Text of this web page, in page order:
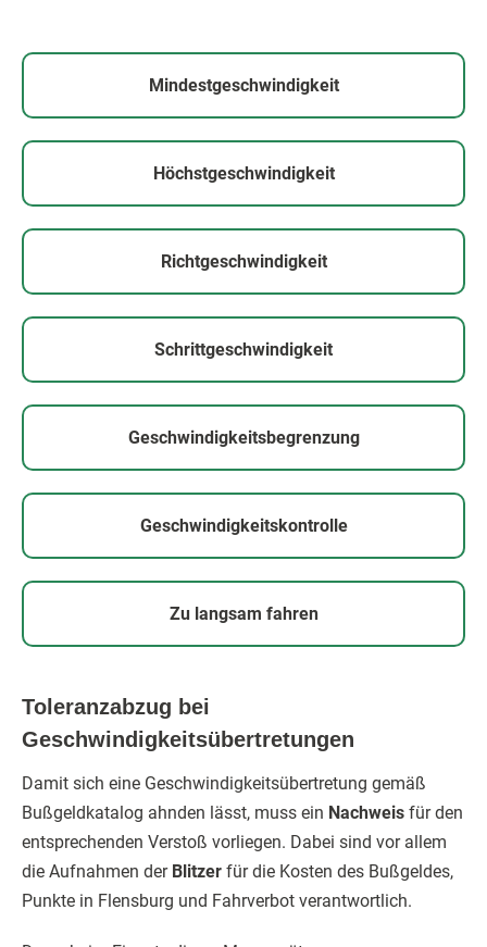
Mindestgeschwindigkeit
Höchstgeschwindigkeit
Richtgeschwindigkeit
Schrittgeschwindigkeit
Geschwindigkeitsbegrenzung
Geschwindigkeitskontrolle
Zu langsam fahren
Toleranzabzug bei
Geschwindigkeitsübertretungen
Damit sich eine Geschwindigkeitsübertretung gemäß
Bußgeldkatalog ahnden lässt, muss ein Nachweis für den
entsprechenden Verstoß vorliegen. Dabei sind vor allem
die Aufnahmen der Blitzer für die Kosten des Bußgeldes,
Punkte in Flensburg und Fahrverbot verantwortlich.